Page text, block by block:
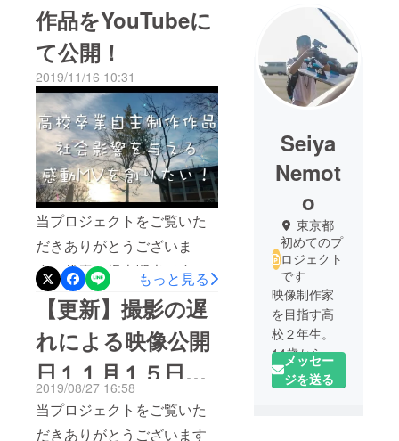
作品をYouTubeに
て公開！
2019/11/16 10:31
当プロジェクトをご覧いた
だきありがとうございま
す！代表の根本聖也です。
本日、９時に制作をしてお
りました卒業制作MVを
YouTube上にて公開いたし
ました。制作開始から約１
年、様々な方々のおかげで
制作を終えることができた
もっと見る
【更新】撮影の遅
れによる映像公開
日１１月１５日金
曜日へ変更につい
2019/08/27 16:58
当プロジェクトをご覧いた
だきありがとうございます
Seiya
Nemot
o
東京都
初めてのプ
ロジェクト
です
映像制作家
を目指す高
校２年生。
14歳から
サーフィン
の撮影を始
メッセー
ジを送る